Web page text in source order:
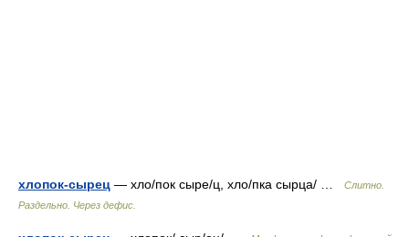
хлопок-сырец — хло/пок сыре/ц, хло/пка сырца/ …
Слитно.
Раздельно. Через дефис.